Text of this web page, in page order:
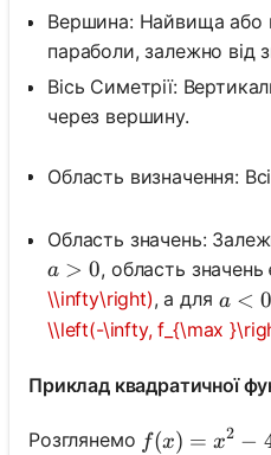
Вершина: Найвища або
параболи, залежно від
Вісь Симетрії:
через вершину.
Область визначення:
Область значень:
a>0
a > 0, область
\\infty\right), а для a<0
a < 0
\\left(-\infty, f_{\max
Приклад квадратичної
Розглянемо f(x)=x^2-4
f(x) = x2 −